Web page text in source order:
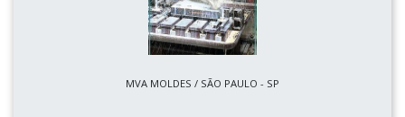
MVA MOLDES / SÃO PAULO - SP